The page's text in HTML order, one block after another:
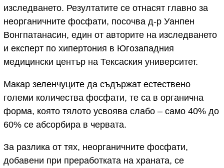
изследването. Резултатите се отнасят главно за
неорганичните фосфати, посочва д-р Уанпен
Вонгпатанасин, един от авторите на изследването
и експерт по хипертония в Югозападния
медицински център на Тексаския университет.
Макар зеленчуците да съдържат естествено
големи количества фосфати, те са в органична
форма, която тялото усвоява слабо – само 40% до
60% се абсорбира в червата.
За разлика от тях, неорганичните фосфати,
добавени при преработката на храната, се